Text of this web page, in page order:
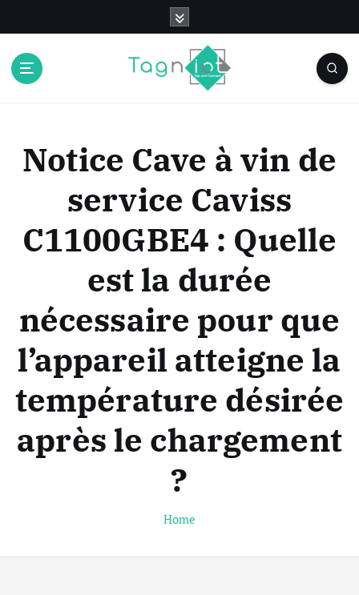
Notice Cave à vin de
service Caviss
C1100GBE4 : Quelle
est la durée
nécessaire pour que
l’appareil atteigne la
température désirée
après le chargement
?
Home